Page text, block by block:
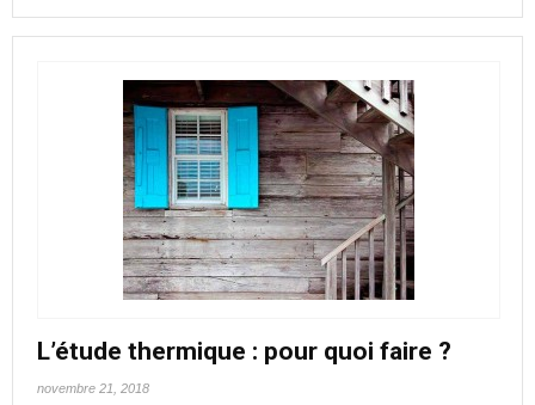
L’étude thermique : pour quoi faire ?
novembre 21, 2018